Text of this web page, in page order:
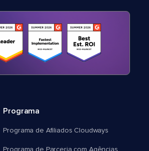
Programa
Programa de Afiliados Cloudways